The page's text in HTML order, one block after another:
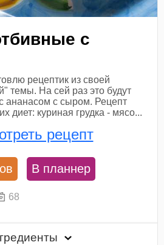
с
рецептик из своей
темы. На сей раз это будут
ананасом с сыром. Рецепт
диет: куриная грудка - мясо...
рецепт
В планнер
68